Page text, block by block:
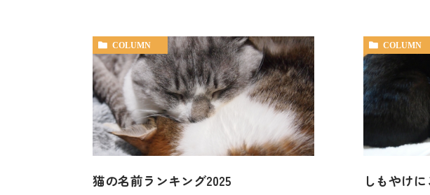
COLUMN
猫の名前ランキング2025
COLUMN
しもやけ